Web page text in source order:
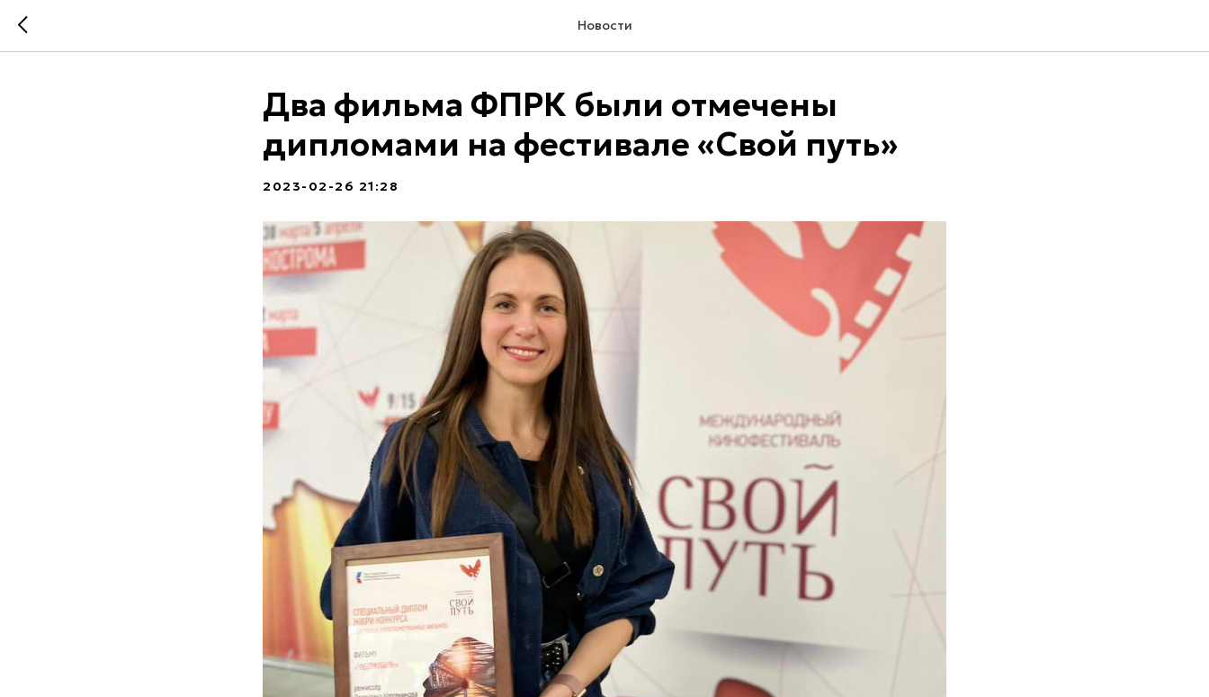
Новости
Два фильма ФПРК были отмечены
дипломами на фестивале «Свой путь»
2023-02-26 21:28